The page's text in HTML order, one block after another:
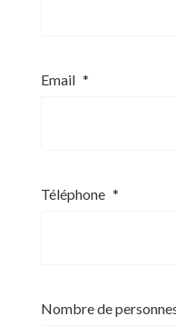
Email *
Téléphone *
Nombre de